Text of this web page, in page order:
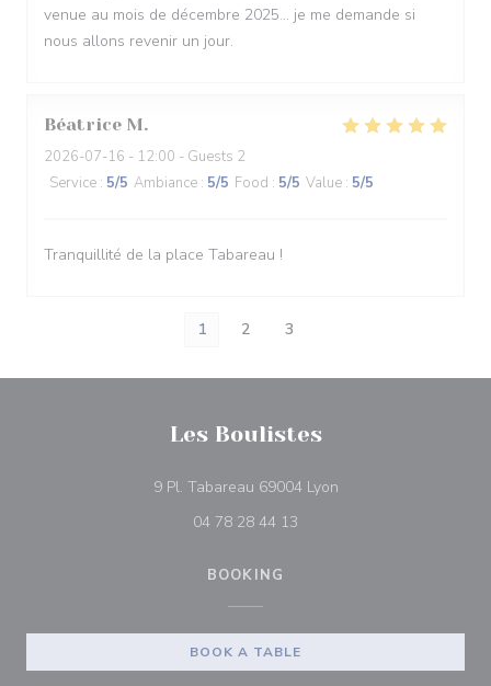
venue au mois de décembre 2025... je me demande si
nous allons revenir un jour.
Béatrice M
2026-07-16 - 12:00 - Guests 2
Service : 5/5 Ambiance : 5/5 Food : 5/5 Value : 5/5
Tranquillité de la place Tabareau !
1 2 3
Les Boulistes
9 Pl. Tabareau 69004 Lyon((opens in a new
04 78 28 44 13
BOOKING
BOOK A TABLE